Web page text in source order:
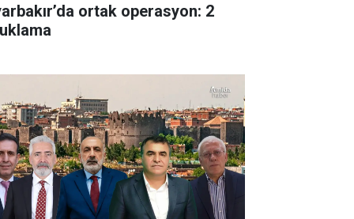
ortak operasyon: 2